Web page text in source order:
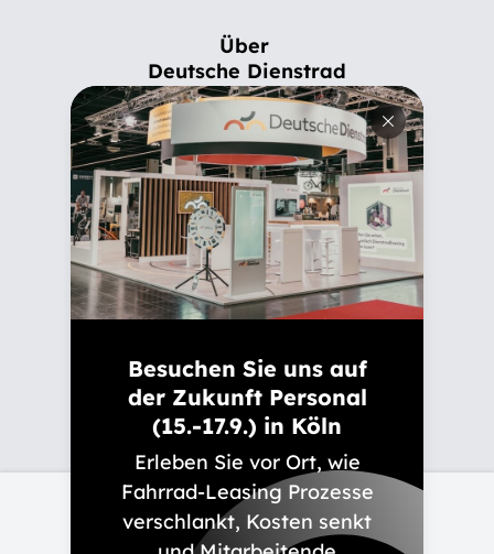
Besuchen Sie uns auf
der Zukunft Personal
(15.-17.9.) in Köln
Erleben Sie vor Ort, wie
Fahrrad-Leasing Prozesse
verschlankt, Kosten senkt
Über
Deutsche Dienstrad
Wer ist Deutsche Dienstrad
Familiengeschichte
Verantwortung
Karriere
Ausbildung
Presse
Newsletter
Kontakt